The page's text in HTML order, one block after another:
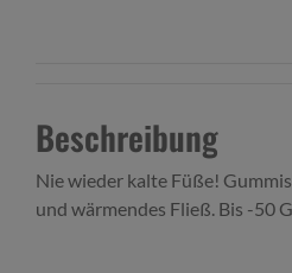
Beschreibung
Nie wieder kalte Füße!
und wärmendes Fließ. Bis -50